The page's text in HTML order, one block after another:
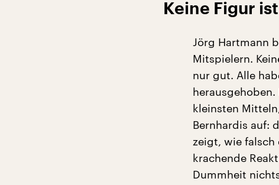
Keine Figur
Jörg Hartmann
Mitspielern.
nur gut. Alle
kleinsten
Bernhardis auf:
zeigt, wie
krachende
Dummheit